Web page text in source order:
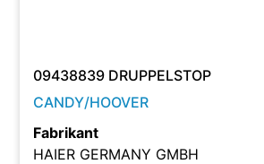
09438839 DRUPPELSTOP
CANDY/HOOVER
Fabrikant
HAIER GERMANY GMBH